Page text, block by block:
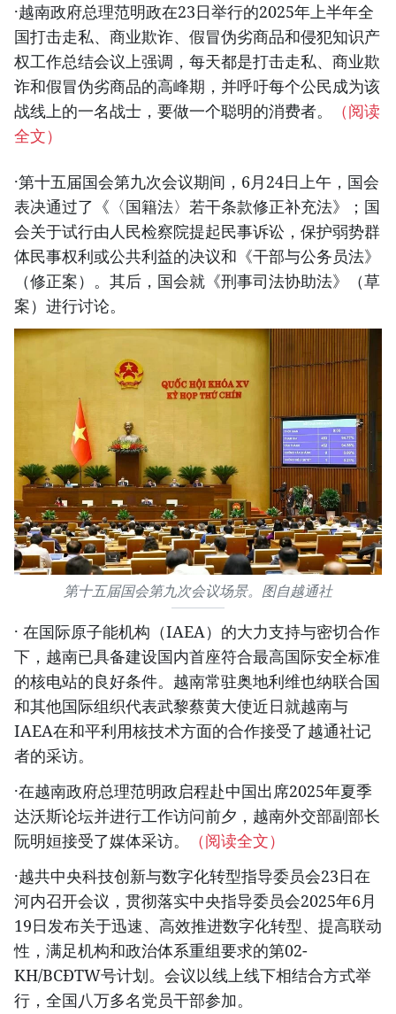
·越南政府总理范明政在23日举行的2025年上半年全
国打击走私、商业欺诈、假冒伪劣商品和侵犯知识产
权工作总结会议上强调，每天都是打击走私、商业欺
诈和假冒伪劣商品的高峰期，并呼吁每个公民成为该
战线上的一名战士，要做一个聪明的消费者。
（阅读
全文）
·第十五届国会第九次会议期间，6月24日上午，国会
表决通过了《〈国籍法〉若干条款修正补充法》；国
会关于试行由人民检察院提起民事诉讼，保护弱势群
体民事权利或公共利益的决议和《干部与公务员法》
（修正案）。其后，国会就《刑事司法协助法》（草
案）进行讨论。
第十五届国会第九次会议场景。图自越通社
· 在国际原子能机构（IAEA）的大力支持与密切合作
下，越南已具备建设国内首座符合最高国际安全标准
的核电站的良好条件。越南常驻奥地利维也纳联合国
和其他国际组织代表武黎蔡黄大使近日就越南与
IAEA在和平利用核技术方面的合作接受了越通社记
者的采访。
·在越南政府总理范明政启程赴中国出席2025年夏季
达沃斯论坛并进行工作访问前夕，越南外交部副部长
阮明姮接受了媒体采访。
（阅读全文）
·越共中央科技创新与数字化转型指导委员会23日在
河内召开会议，贯彻落实中央指导委员会2025年6月
19日发布关于迅速、高效推进数字化转型、提高联动
性，满足机构和政治体系重组要求的第02-
KH/BCĐTW号计划。会议以线上线下相结合方式举
行，全国八万多名党员干部参加。